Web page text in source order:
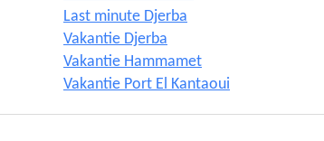
Last minute Djerba
Vakantie Djerba
Vakantie Hammamet
Vakantie Port El Kantaoui